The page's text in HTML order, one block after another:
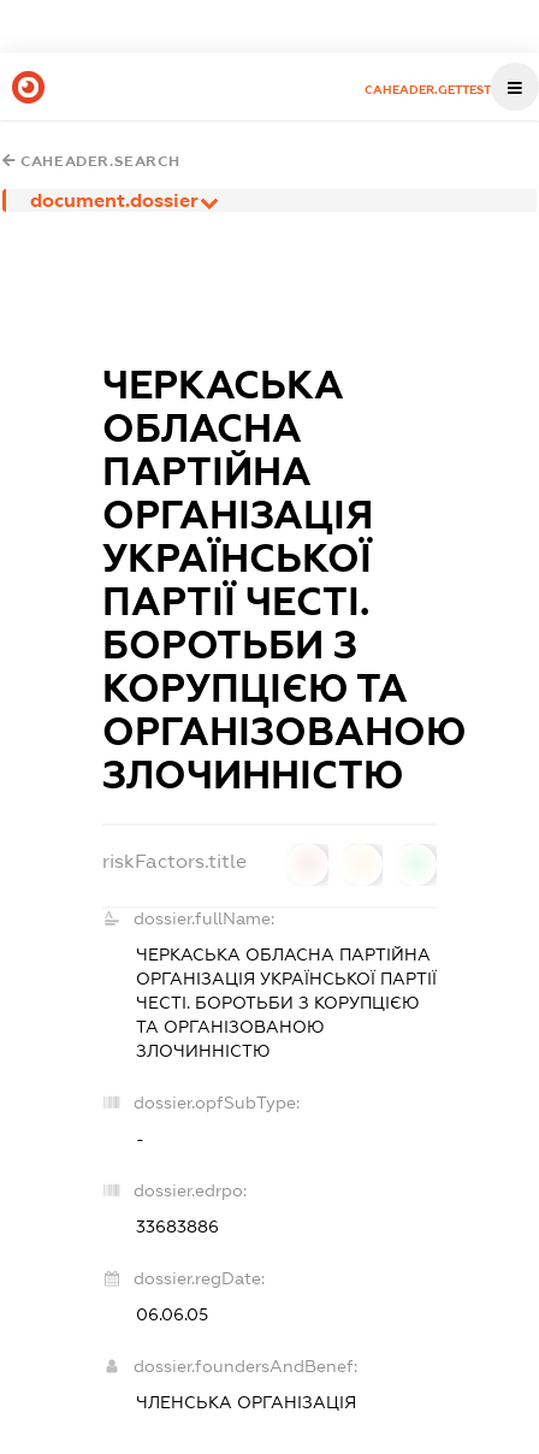
CAHEADER.GETTEST
CAHEADER.SEARCH
document.dossier
ЧЕРКАСЬКА
ОБЛАСНА
ПАРТІЙНА
ОРГАНІЗАЦІЯ
УКРАЇНСЬКОЇ
ПАРТІЇ ЧЕСТІ.
БОРОТЬБИ З
КОРУПЦІЄЮ ТА
ОРГАНІЗОВАНОЮ
ЗЛОЧИННІСТЮ
riskFactors.title
dossier.fullName:
ЧЕРКАСЬКА ОБЛАСНА ПАРТІЙНА
ОРГАНІЗАЦІЯ УКРАЇНСЬКОЇ ПАРТІЇ
ЧЕСТІ. БОРОТЬБИ З КОРУПЦІЄЮ
ТА ОРГАНІЗОВАНОЮ
ЗЛОЧИННІСТЮ
dossier.opfSubType:
-
dossier.edrpo:
33683886
dossier.regDate:
06.06.05
dossier.foundersAndBenef:
ЧЛЕНСЬКА ОРГАНІЗАЦІЯ